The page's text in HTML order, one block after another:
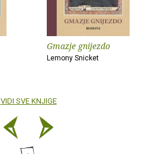
Gmazje gnijezdo
Lemony Snicket
VIDI SVE KNJIGE